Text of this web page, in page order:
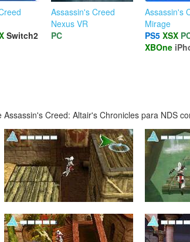
Switch2
Assassin's Creed
Nexus VR
PC
Assassin's
Mirage
PS5 XSX
XBOne
Creed: Altair's Chronicles para NDS